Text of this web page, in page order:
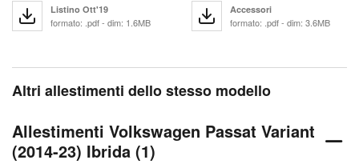
Listino Ott'19
formato: .pdf - dim: 1.6MB
Accessori
formato: .pdf - dim: 3.6MB
Altri allestimenti dello stesso modello
Allestimenti Volkswagen Passat Variant
(2014-23) Ibrida (1)